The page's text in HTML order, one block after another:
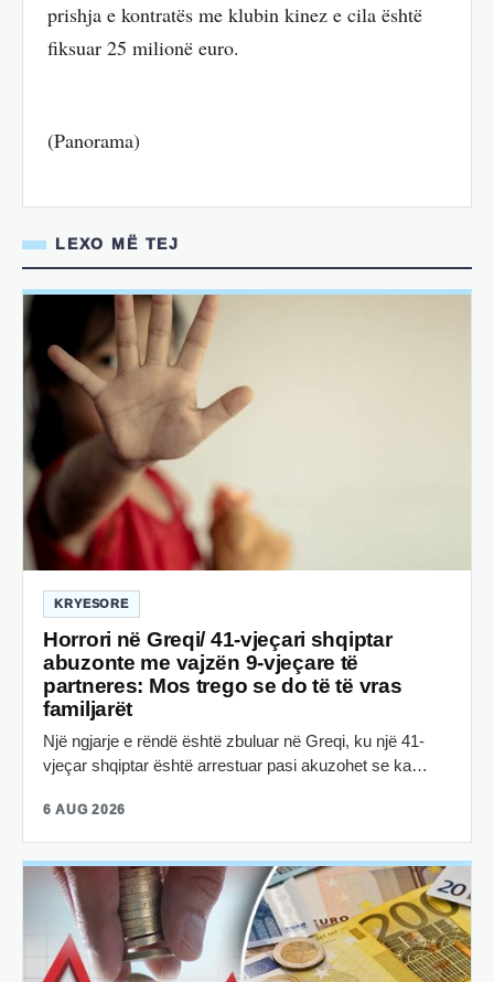
prishja e kontratës me klubin kinez e cila është
fiksuar 25 milionë euro.
(Panorama)
LEXO MË TEJ
KRYESORE
Horrori në Greqi/ 41-vjeçari shqiptar
abuzonte me vajzën 9-vjeçare të
partneres: Mos trego se do të të vras
familjarët
Një ngjarje e rëndë është zbuluar në Greqi, ku një 41-
vjeçar shqiptar është arrestuar pasi akuzohet se ka…
6 AUG 2026